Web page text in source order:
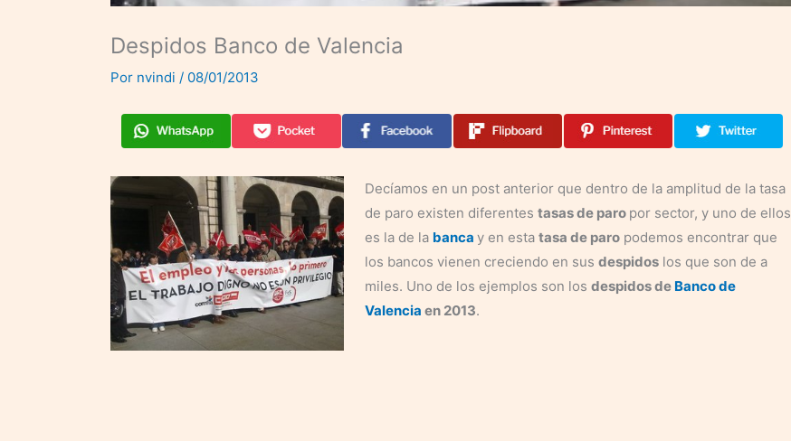
Despidos Banco de Valencia
Por nvindi / 08/01/2013
Decíamos en un post anterior que dentro de la amplitud de la tasa
de paro existen diferentes tasas de paro por sector, y uno de ellos
es la de la banca y en esta tasa de paropodemos encontrar que
los bancos vienen creciendo en sus despidoslos que son de a
miles. Uno de los ejemplos son los despidos de Banco de
Valencia en 2013.